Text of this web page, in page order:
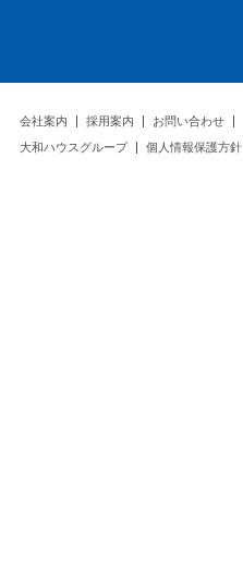
会社案内 採用案内 お問い合わせ
大和ハウスグループ
個人情報保護方針